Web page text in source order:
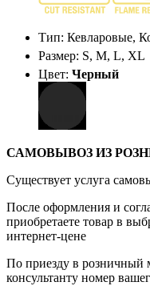
Тип: Кевларовые,
Размер: S, M, L, XL
Цвет: Черный
САМОВЫВОЗ ИЗ
Существует услуга
После оформления и
приобретаете товар в
интернет-цене
По приезду в розничный
консультанту номер